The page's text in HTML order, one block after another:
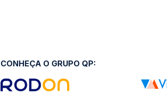
CONHEÇA O GRUPO QP: